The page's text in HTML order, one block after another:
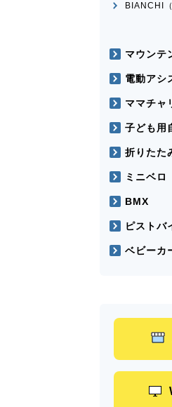
BIANCHI
マウンテ
電動アシ
ママチャ
子ども用
折りたた
ミニベロ
BMX
ピストバ
ベビーカ